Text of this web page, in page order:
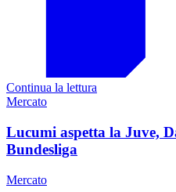
Continua la lettura
Mercato
Lucumi aspetta la Juve,
Bundesliga
Mercato